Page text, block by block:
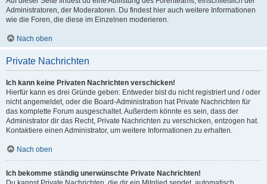
Administratoren, der Moderatoren. Du findest hier auch weitere Informationen
wie die Foren, die diese im Einzelnen moderieren.
Nach oben
Private Nachrichten
Ich kann keine Privaten Nachrichten verschicken!
Hierfür kann es drei Gründe geben: Entweder bist du nicht registriert und / oder
nicht angemeldet, oder die Board-Administration hat Private Nachrichten für
das komplette Forum ausgeschaltet. Außerdem könnte es sein, dass der
Administrator dir das Recht, Private Nachrichten zu verschicken, entzogen hat.
Kontaktiere einen Administrator, um weitere Informationen zu erhalten.
Nach oben
Ich bekomme ständig unerwünschte Private Nachrichten!